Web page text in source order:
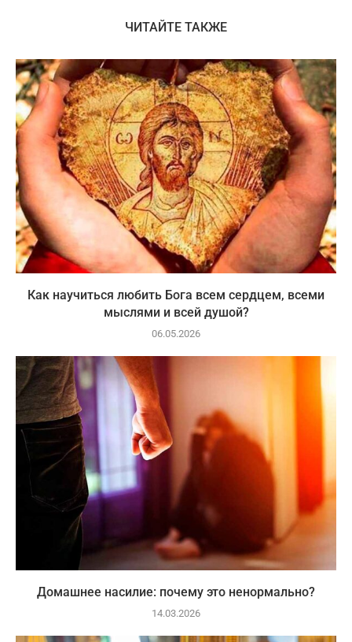
ЧИТАЙТЕ ТАКЖЕ
Как научиться любить Бога всем сердцем, всеми
мыслями и всей душой?
06.05.2026
Домашнее насилие: почему это ненормально?
14.03.2026